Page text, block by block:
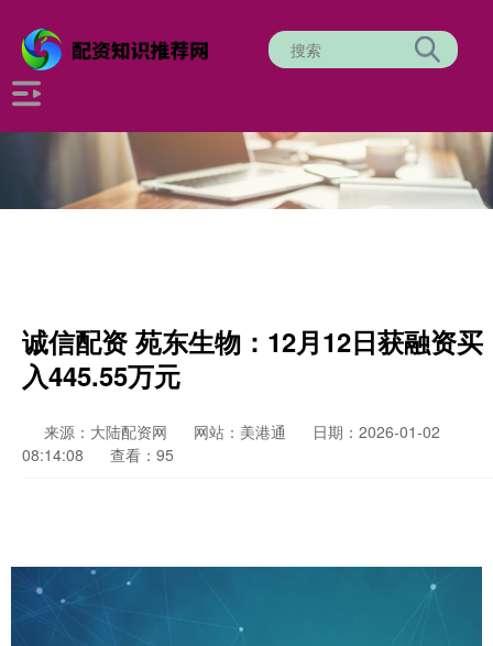
诚信配资 苑东生物：12月12日获融资买
入445.55万元
来源：大陆配资网 网站：美港通
日期：2026-01-02
08:14:08
查看：95